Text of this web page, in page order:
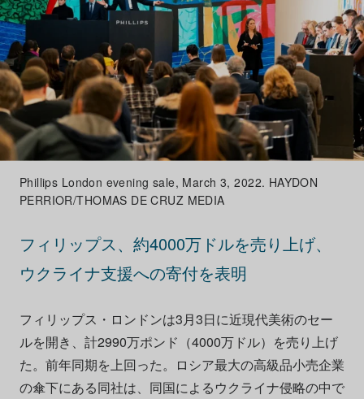
Phillips London evening sale, March 3, 2022. HAYDON
PERRIOR/THOMAS DE CRUZ MEDIA
フィリップス、約4000万ドルを売り上げ、
ウクライナ支援への寄付を表明
フィリップス・ロンドンは3月3日に近現代美術のセー
ルを開き、計2990万ポンド（4000万ドル）を売り上げ
た。前年同期を上回った。ロシア最大の高級品小売企業
の傘下にある同社は、同国によるウクライナ侵略の中で